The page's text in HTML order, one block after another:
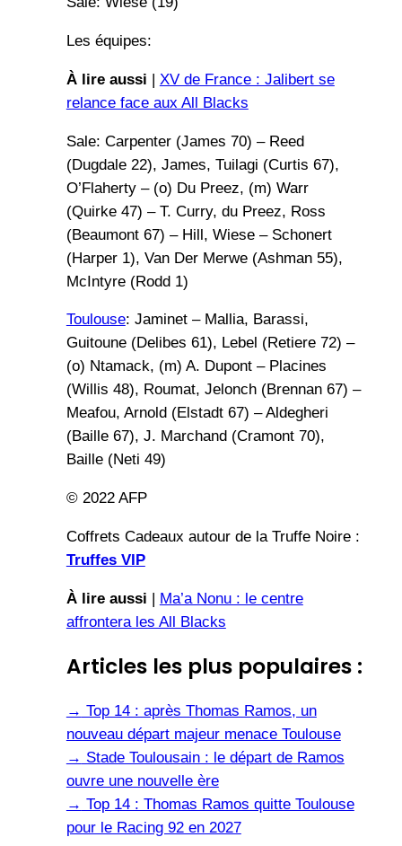
Les équipes:
À lire aussi | XV de France : Jalibert se
relance face aux All Blacks
Sale: Carpenter (James 70) – Reed
(Dugdale 22), James, Tuilagi (Curtis 67),
O’Flaherty – (o) Du Preez, (m) Warr
(Quirke 47) – T. Curry, du Preez, Ross
(Beaumont 67) – Hill, Wiese – Schonert
(Harper 1), Van Der Merwe (Ashman 55),
McIntyre (Rodd 1)
Toulouse: Jaminet – Mallia, Barassi,
Guitoune (Delibes 61), Lebel (Retiere 72) –
(o) Ntamack, (m) A. Dupont – Placines
(Willis 48), Roumat, Jelonch (Brennan 67) –
Meafou, Arnold (Elstadt 67) – Aldegheri
(Baille 67), J. Marchand (Cramont 70),
Baille (Neti 49)
© 2022 AFP
Coffrets Cadeaux autour de la Truffe Noire :
Truffes VIP
À lire aussi | Ma’a Nonu : le centre
affrontera les All Blacks
Articles les plus populaires :
→ Top 14 : après Thomas Ramos, un
nouveau départ majeur menace Toulouse
→ Stade Toulousain : le départ de Ramos
ouvre une nouvelle ère
→ Top 14 : Thomas Ramos quitte Toulouse
pour le Racing 92 en 2027